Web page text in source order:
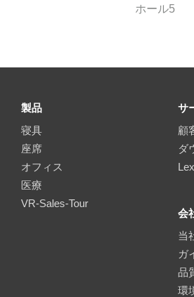
ホール5
製品
寝具
座席
オフィス
医療
VR-Sales-Tour
サ
顧
ダ
会
当
ガ
品
環